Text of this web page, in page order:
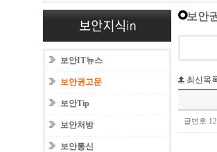
보안IT뉴스
보안권고문
보안Tip
보안처방
보안통신
보안
최신목
글번호